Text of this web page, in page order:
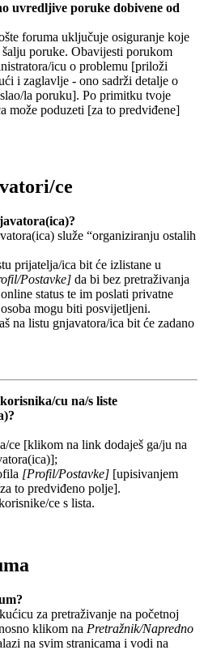
uvredljive poruke dobivene od
foruma uključuje osiguranje koje
poruke. Obavijesti porukom
icu o problemu [priloži
i zaglavlje - ono sadrži detalje o
la poruku]. Po primitku tvoje
može poduzeti [za to predviđene]
ce
služe “organiziranju ostalih
prijatelja/ica bit će izlistane u
Postavke] da bi bez pretraživanja
status te im poslati privatne
mogu biti posvijetljeni.
na listu gnjavatora/ica bit će zadano
cu na/s liste
ce [klikom na link dodaješ ga/ju na
[Profil/Postavke] [upisivanjem
to predviđeno polje].
ce s lista.
za pretraživanje na početnoj
klikom na Pretražnik/Napredno
na svim stranicama i vodi na